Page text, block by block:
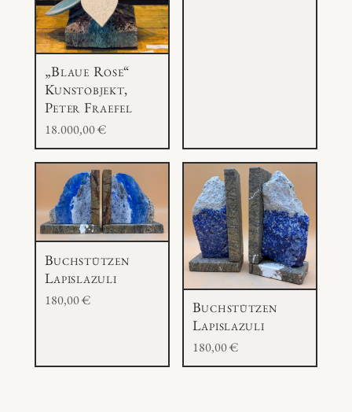
„Blaue Rose“
Kunstobjekt,
Peter Fraefel
18.000,00€
Buchstützen
Lapislazuli
180,00€
Buchstützen
Lapislazuli
180,00€